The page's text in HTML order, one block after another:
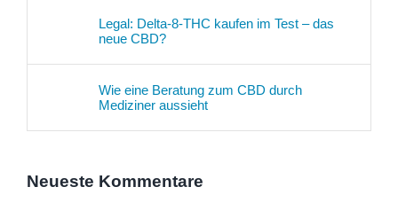
Legal: Delta-8-THC kaufen im Test – das
neue CBD?
Wie eine Beratung zum CBD durch
Mediziner aussieht
Neueste Kommentare